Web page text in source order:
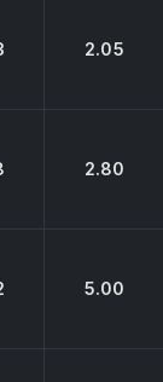
2.05
2.80
5.00